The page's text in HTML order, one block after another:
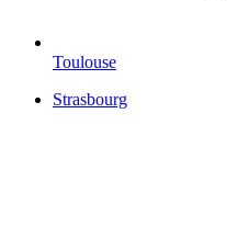
Toulouse
Strasbourg